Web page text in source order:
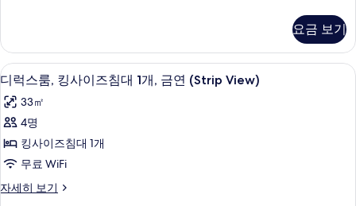
두
보
기
View,
Non-
Smoking
자
세
히
기
요금 보기
디
럭
스
룸,
킹
이
오리/거위털 이불, 필로우탑 침대, 객실
8
디럭스룸, 킹사이즈침대 1개, 금연 (Strip View)
33㎡
4명
킹사이즈침대 1개
무료 WiFi
자세히 보기
디